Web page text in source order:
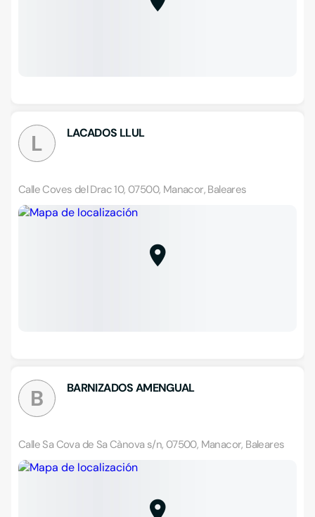
L LACADOS LLUL
Calle Coves del Drac 10, 07500, Manacor, Baleares
B BARNIZADOS AMENGUAL
Calle Sa Cova de Sa Cànova s/n, 07500, Manacor, Baleares